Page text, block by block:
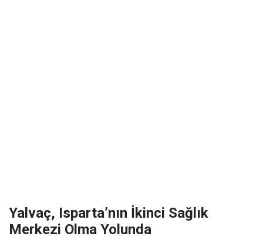
Yalvaç, Isparta’nın İkinci Sağlık
Merkezi Olma Yolunda